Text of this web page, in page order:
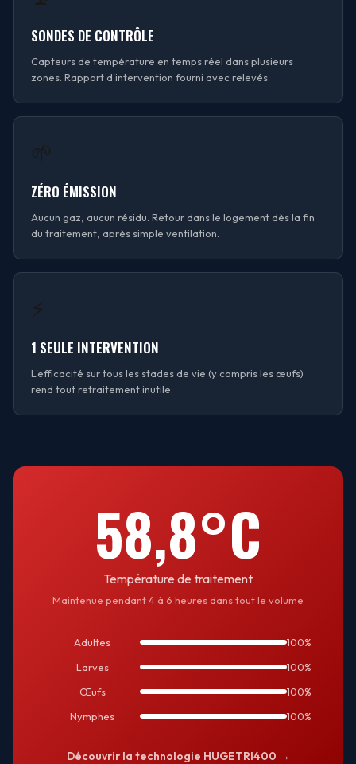
SONDES DE CONTRÔLE
Capteurs de température en temps réel dans plusieurs
zones. Rapport d'intervention fourni avec relevés.
🌱
ZÉRO ÉMISSION
Aucun gaz, aucun résidu. Retour dans le logement dès la fin
du traitement, après simple ventilation.
⚡
1 SEULE INTERVENTION
L'efficacité sur tous les stades de vie (y compris les œufs)
rend tout retraitement inutile.
58,8°C
Température de traitement
Maintenue pendant 4 à 6 heures dans tout le volume
Adultes
100%
Larves
100%
Œufs
100%
Nymphes
100%
Découvrir la technologie HUGETRI400 →